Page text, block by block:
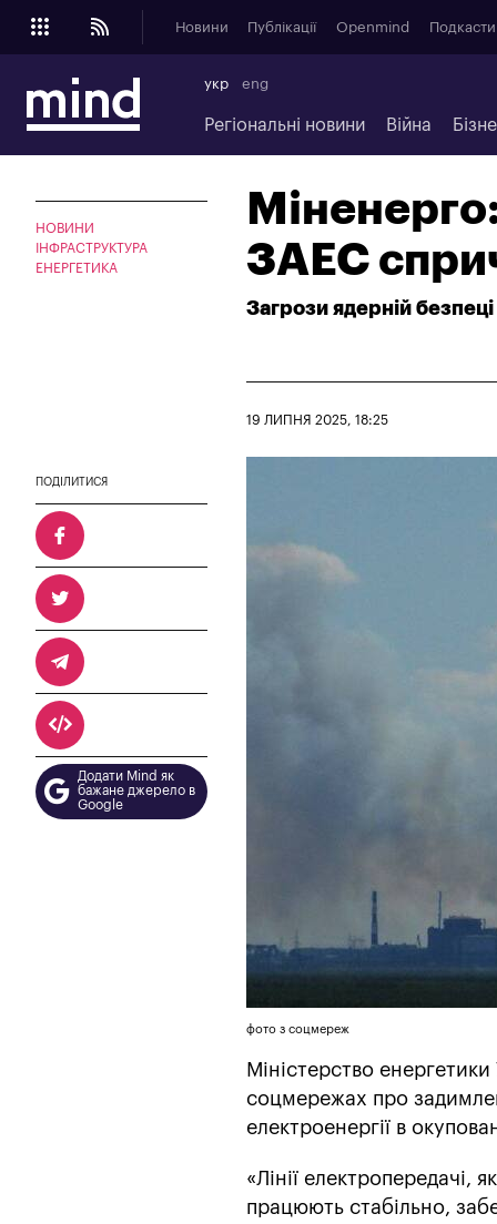
Новини Публікації Openmind Подкасти
укр eng
Регіональні новини Війна
НОВИНИ
ІНФРАСТРУКТУРА
ЕНЕРГЕТИКА
ЗАЕС
Загрози ядерній
19 ЛИПНЯ 2025, 18:25
ПОДІЛИТИСЯ
Додати Mind як
бажане джерело в
Google
фото з соцмереж
Міністерство
соцмережах про
електроенергії в
«Лінії електропередачі,
працюють стабільно,